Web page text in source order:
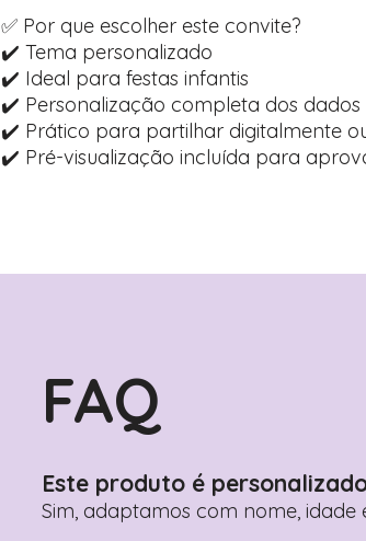
✅ Por que escolher este convite?
✔️ Tema personalizado
✔️ Ideal para festas infantis
✔️ Personalização completa dos dados
✔️ Prático para partilhar digitalmente
✔️ Pré-visualização incluída para
FAQ
Este produto é
Sim, adaptamos com nome, idade